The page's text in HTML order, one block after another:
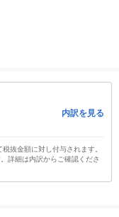
内訳を見る
抜金額に対し付与されます。
詳細は内訳からご確認くださ